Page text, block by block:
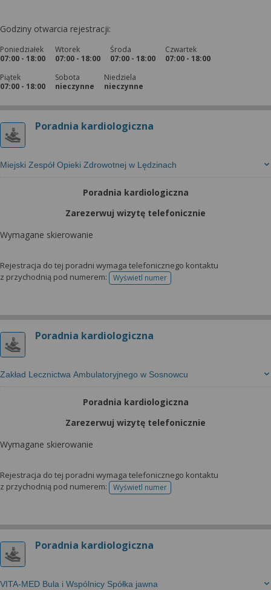
Godziny otwarcia rejestracji:
Poniedziałek
07:00 - 18:00
Wtorek
07:00 - 18:00
Środa
07:00 - 18:00
Czwartek
07:00 - 18:00
Piątek
07:00 - 18:00
Sobota
nieczynne
Niedziela
nieczynne
Poradnia kardiologiczna
Miejski Zespół Opieki Zdrowotnej w Lędzinach
Poradnia kardiologiczna
Zarezerwuj wizytę telefonicznie
Wymagane skierowanie
Rejestracja do tej poradni wymaga telefonicznego kontaktu
z przychodnią pod numerem:
Wyświetl numertelefonu do rejestracji
Poradnia kardiologiczna
Zakład Lecznictwa Ambulatoryjnego w Sosnowcu
Poradnia kardiologiczna
Zarezerwuj wizytę telefonicznie
Wymagane skierowanie
Rejestracja do tej poradni wymaga telefonicznego kontaktu
z przychodnią pod numerem:
Wyświetl numertelefonu do rejestracji
Poradnia kardiologiczna
VITA-MED Bula i Wspólnicy Spółka jawna